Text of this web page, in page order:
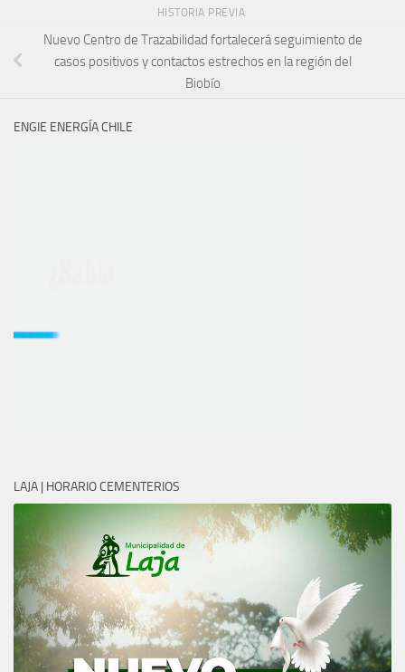
HISTORIA PREVIA
Nuevo Centro de Trazabilidad fortalecerá seguimiento de
casos positivos y contactos estrechos en la región del
Biobío
ENGIE ENERGÍA CHILE
LAJA | HORARIO CEMENTERIOS